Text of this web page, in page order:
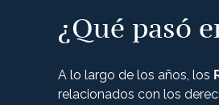
¿Qué pasó
A lo largo de los años, los
relacionados con los